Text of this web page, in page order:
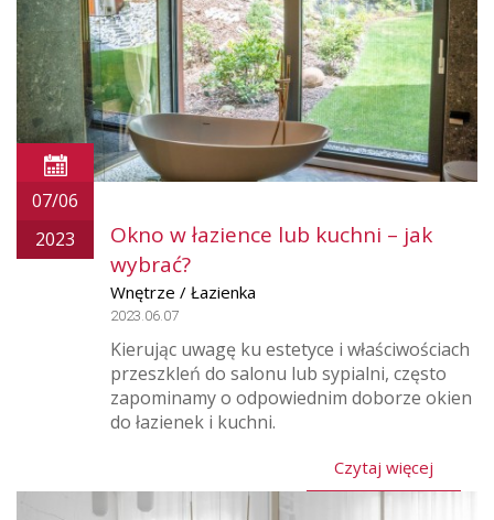
07/06
2023
Okno w łazience lub kuchni – jak
wybrać?
Wnętrze / Łazienka
2023.06.07
Kierując uwagę ku estetyce i właściwościach
przeszkleń do salonu lub sypialni, często
zapominamy o odpowiednim doborze okien
do łazienek i kuchni.
Czytaj więcej